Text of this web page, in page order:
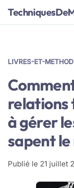
LIVRES-ET-
relations
à gérer
sapent le
Publié le 21 juillet